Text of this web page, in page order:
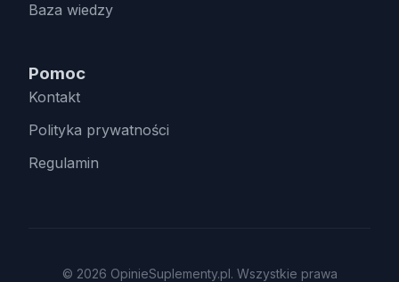
Baza wiedzy
Pomoc
Kontakt
Polityka prywatności
Regulamin
© 2026 OpinieSuplementy.pl. Wszystkie prawa